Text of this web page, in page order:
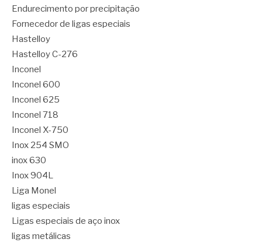
Endurecimento por precipitação
Fornecedor de ligas especiais
Hastelloy
Hastelloy C-276
Inconel
Inconel 600
Inconel 625
Inconel 718
Inconel X-750
Inox 254 SMO
inox 630
Inox 904L
Liga Monel
ligas especiais
Ligas especiais de aço inox
ligas metálicas